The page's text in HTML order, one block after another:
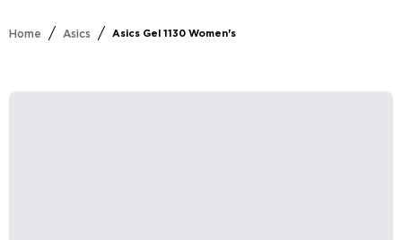
Home / Asics / Asics Gel 1130 Women's